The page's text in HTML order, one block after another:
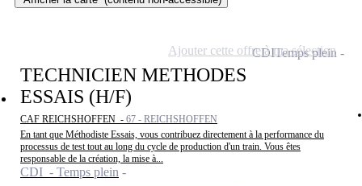
TECHNICIEN METHODES
ESSAIS (H/F)
CAF REICHSHOFFEN - 67 - REICHSHOFFEN
En tant que Méthodiste Essais, vous contribuez directement à la performance du
processus de test tout au long du cycle de production d'un train. Vous êtes
responsable de la création, la mise à...
CDI - Temps plein
CDITemps plein
Ajouter cette offre à ma sélection